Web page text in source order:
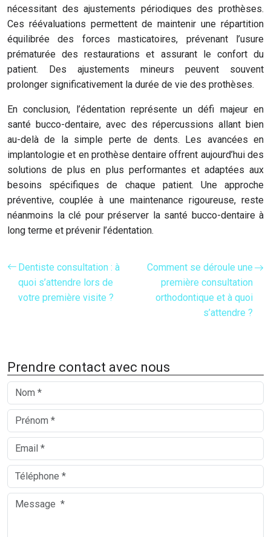
nécessitant des ajustements périodiques des prothèses.
Ces réévaluations permettent de maintenir une répartition
équilibrée des forces masticatoires, prévenant l’usure
prématurée des restaurations et assurant le confort du
patient. Des ajustements mineurs peuvent souvent
prolonger significativement la durée de vie des prothèses.
En conclusion, l’édentation représente un défi majeur en
santé bucco-dentaire, avec des répercussions allant bien
au-delà de la simple perte de dents. Les avancées en
implantologie et en prothèse dentaire offrent aujourd’hui des
solutions de plus en plus performantes et adaptées aux
besoins spécifiques de chaque patient. Une approche
préventive, couplée à une maintenance rigoureuse, reste
néanmoins la clé pour préserver la santé bucco-dentaire à
long terme et prévenir l’édentation.
Dentiste consultation : à
quoi s’attendre lors de
votre première visite ?
Comment se déroule une
première consultation
orthodontique et à quoi
s’attendre ?
Prendre contact avec nous